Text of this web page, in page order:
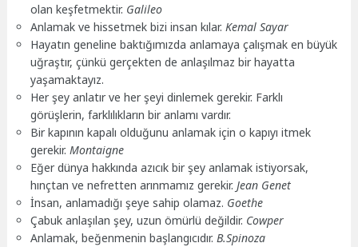
olan keşfetmektir. Galileo
Anlamak ve hissetmek bizi insan kılar. Kemal Sayar
Hayatın geneline baktığımızda anlamaya çalışmak en büyük
uğraştır, çünkü gerçekten de anlaşılmaz bir hayatta
yaşamaktayız.
Her şey anlatır ve her şeyi dinlemek gerekir. Farklı
görüşlerin, farklılıkların bir anlamı vardır.
Bir kapının kapalı olduğunu anlamak için o kapıyı itmek
gerekir. Montaigne
Eğer dünya hakkında azıcık bir şey anlamak istiyorsak,
hınçtan ve nefretten arınmamız gerekir. Jean Genet
İnsan, anlamadığı şeye sahip olamaz. Goethe
Çabuk anlaşılan şey, uzun ömürlü değildir. Cowper
Anlamak, beğenmenin başlangıcıdır. B.Spinoza